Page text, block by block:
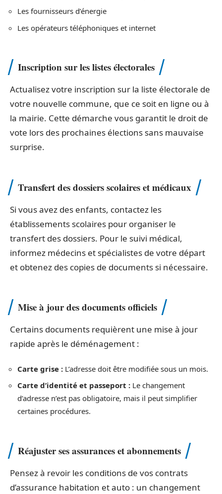
Les fournisseurs d’énergie
Les opérateurs téléphoniques et internet
Inscription sur les listes électorales
Actualisez votre inscription sur la liste électorale de
votre nouvelle commune, que ce soit en ligne ou à
la mairie. Cette démarche vous garantit le droit de
vote lors des prochaines élections sans mauvaise
surprise.
Transfert des dossiers scolaires et médicaux
Si vous avez des enfants, contactez les
établissements scolaires pour organiser le
transfert des dossiers. Pour le suivi médical,
informez médecins et spécialistes de votre départ
et obtenez des copies de documents si nécessaire.
Mise à jour des documents officiels
Certains documents requièrent une mise à jour
rapide après le déménagement :
Carte grise : L’adresse doit être modifiée sous un mois.
Carte d’identité et passeport : Le changement
d’adresse n’est pas obligatoire, mais il peut simplifier
certaines procédures.
Réajuster ses assurances et abonnements
Pensez à revoir les conditions de vos contrats
d’assurance habitation et auto : un changement